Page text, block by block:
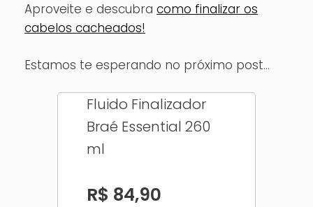
Aproveite e descubra como finalizar os
cabelos cacheados!
Estamos te esperando no próximo post…
Fluido Finalizador
Braé Essential 260
ml
R$ 84,90